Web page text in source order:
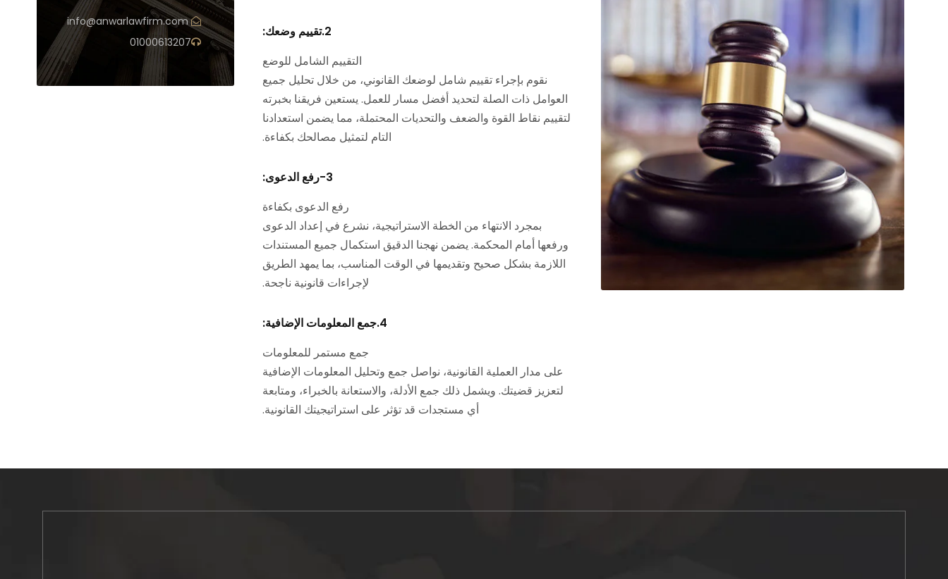
2.تقييم وضعك:
التقييم الشامل للوضع
نقوم بإجراء تقييم شامل لوضعك القانوني، من خلال تحليل جميع
العوامل ذات الصلة لتحديد أفضل مسار للعمل. يستعين فريقنا بخبرته
لتقييم نقاط القوة والضعف والتحديات المحتملة، مما يضمن استعدادنا
التام لتمثيل مصالحك بكفاءة.
3-رفع الدعوى:
رفع الدعوى بكفاءة
بمجرد الانتهاء من الخطة الاستراتيجية، نشرع في إعداد الدعوى
ورفعها أمام المحكمة. يضمن نهجنا الدقيق استكمال جميع المستندات
اللازمة بشكل صحيح وتقديمها في الوقت المناسب، بما يمهد الطريق
لإجراءات قانونية ناجحة.
4.جمع المعلومات الإضافية:
جمع مستمر للمعلومات
على مدار العملية القانونية، نواصل جمع وتحليل المعلومات الإضافية
لتعزيز قضيتك. ويشمل ذلك جمع الأدلة، والاستعانة بالخبراء، ومتابعة
أي مستجدات قد تؤثر على استراتيجيتك القانونية.
info@anwarlawfirm.com
01000613207